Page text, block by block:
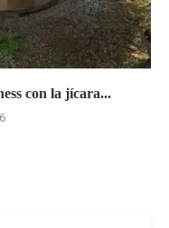
con la jícara...